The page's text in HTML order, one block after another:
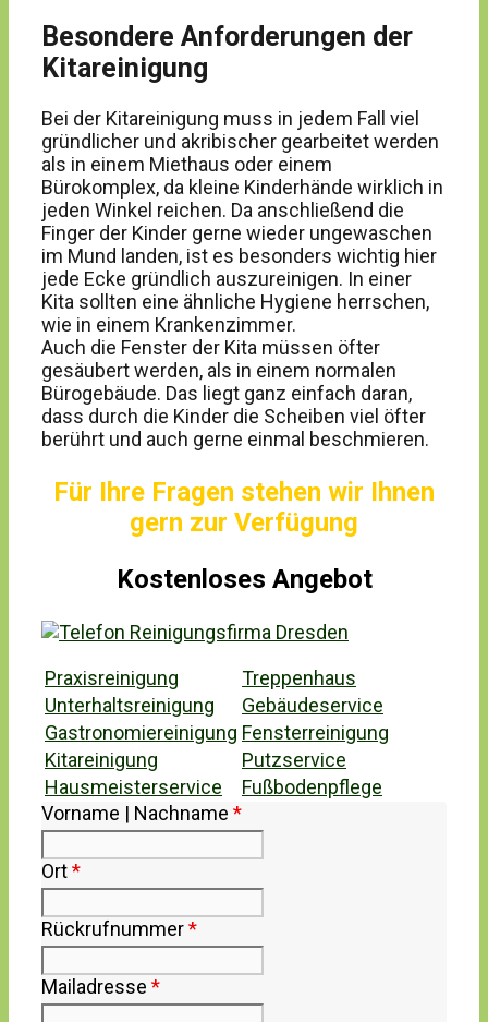
Besondere Anforderungen der
Kitareinigung
Bei der Kitareinigung muss in jedem Fall viel
gründlicher und akribischer gearbeitet werden
als in einem Miethaus oder einem
Bürokomplex, da kleine Kinderhände wirklich in
jeden Winkel reichen. Da anschließend die
Finger der Kinder gerne wieder ungewaschen
im Mund landen, ist es besonders wichtig hier
jede Ecke gründlich auszureinigen. In einer
Kita sollten eine ähnliche Hygiene herrschen,
wie in einem Krankenzimmer.
Auch die Fenster der Kita müssen öfter
gesäubert werden, als in einem normalen
Bürogebäude. Das liegt ganz einfach daran,
dass durch die Kinder die Scheiben viel öfter
berührt und auch gerne einmal beschmieren.
Für Ihre Fragen stehen wir Ihnen
gern zur Verfügung
Kostenloses Angebot
Praxisreinigung
Treppenhaus
Unterhaltsreinigung
Gebäudeservice
Gastronomiereinigung Fensterreinigung
Kitareinigung
Putzservice
Hausmeisterservice
Fußbodenpflege
Vorname | Nachname *
Ort*
Rückrufnummer*
Mailadresse *